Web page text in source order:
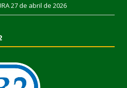
27 de abril de 2026